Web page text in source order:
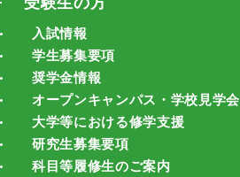
入試情報
学生募集要項
奨学金情報
オープンキャンパス・学校見学会
大学等における修学支援
研究生募集要項
科目等履修生のご案内